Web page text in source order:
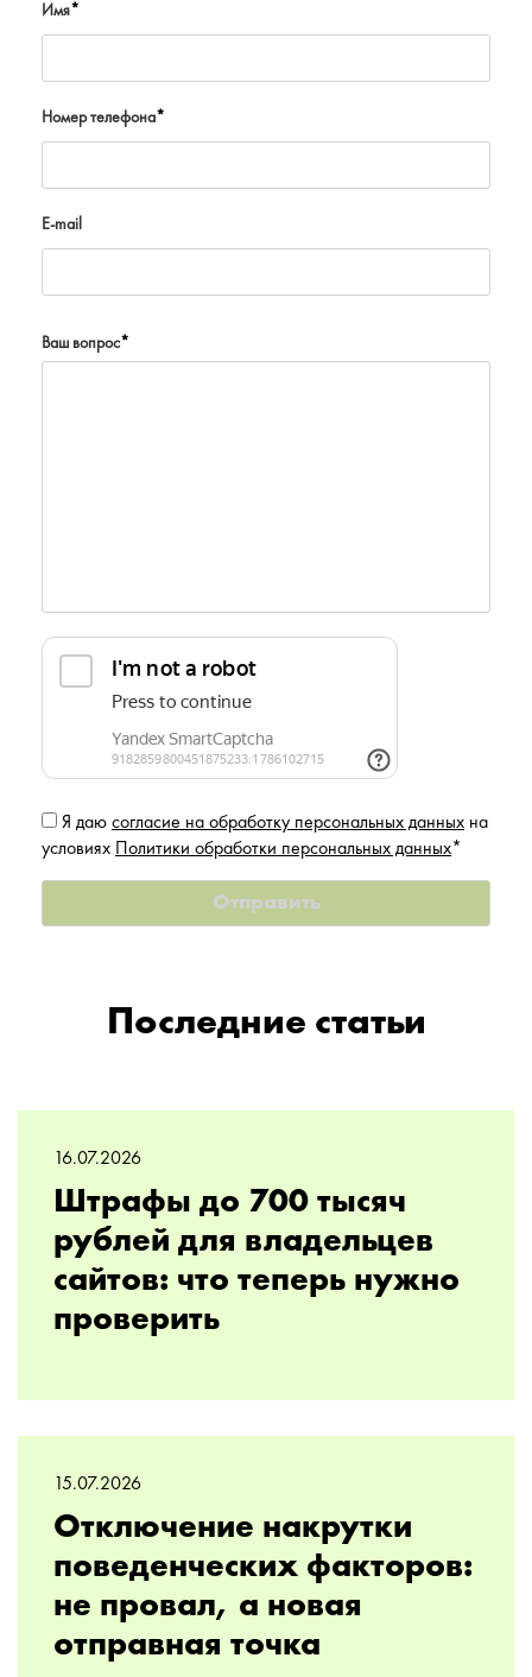
Имя*
Номер телефона*
E-mail
Ваш вопрос*
Я даю согласие на обработку персональных данных на
условиях Политики обработки персональных данных*
Последние статьи
16.07.2026
Штрафы до 700 тысяч
рублей для владельцев
сайтов: что теперь нужно
проверить
15.07.2026
Отключение накрутки
поведенческих факторов:
не провал, а новая
отправная точка